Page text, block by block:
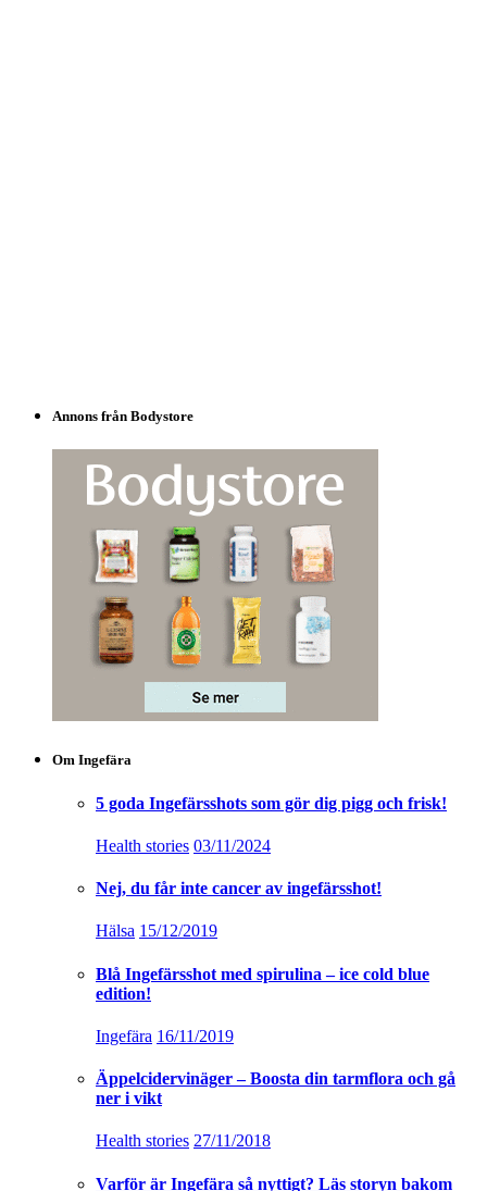
Annons från Bodystore
Om Ingefära
5 goda Ingefärsshots som gör dig pigg och frisk!
Health stories 03/11/2024
Nej, du får inte cancer av ingefärsshot!
Hälsa 15/12/2019
Blå Ingefärsshot med spirulina – ice cold blue
edition!
Ingefära 16/11/2019
Äppelcidervinäger – Boosta din tarmflora och gå
ner i vikt
Health stories 27/11/2018
Varför är Ingefära så nyttigt? Läs storyn bakom